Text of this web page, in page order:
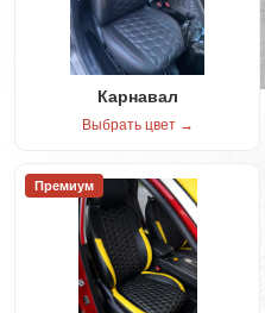
Карнавал
Выбрать цвет →
Премиум